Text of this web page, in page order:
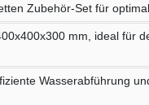
Zubehör-Set für
mm, ideal für
Wasserabführung